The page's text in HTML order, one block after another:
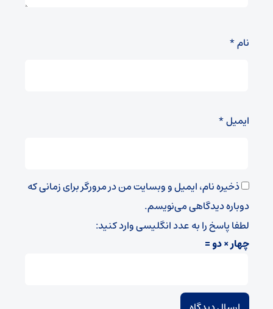
نام*
ایمیل*
ذخیره نام، ایمیل و وبسایت من در مرورگر برای زمانی که
دوباره دیدگاهی می‌نویسم.
لطفا پاسخ را به عدد انگلیسی وارد کنید:
چهار × دو =